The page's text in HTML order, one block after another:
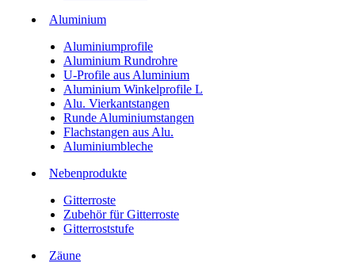
Aluminium
Aluminiumprofile
Aluminium Rundrohre
U-Profile aus Aluminium
Aluminium Winkelprofile L
Alu. Vierkantstangen
Runde Aluminiumstangen
Flachstangen aus Alu.
Aluminiumbleche
Nebenprodukte
Gitterroste
Zubehör für Gitterroste
Gitterroststufe
Zäune